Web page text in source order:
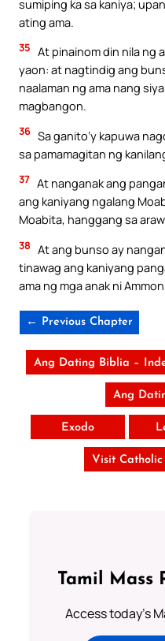
sumiping ka sa kaniya;
ating ama.
35 At pinainom din nila ng
yaon: at nagtindig ang
naalaman ng ama nang
magbangon.
36 Sa ganito’y kapuwa
sa pamamagitan ng
37 At nanganak ang
ang kaniyang ngalang
Moabita, hanggang sa
38 At ang bunso ay
tinawag ang kaniyang
ama ng mga anak ni
← Previous Chapter
Ang Dating Biblia –
Ang
Exodo
Visit
Tamil Mass
Access today's